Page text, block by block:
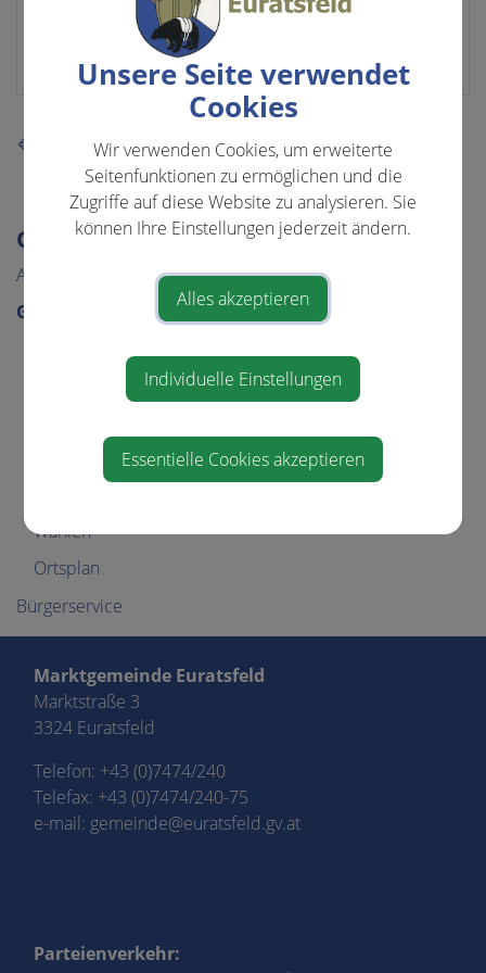
GEMEINDE & BÜRGERSERVICE
Aktuelles
Gemeinde
Gemeinderat
Über die Gemeinde
Wahlen
Ortsplan
Bürgerservice
0664/75058774
roswithahahn.rh@gmail.com
⇐ zurück
Marktgemeinde Euratsfeld
Marktstraße 3
3324 Euratsfeld
Telefon: +43 (0)7474/240
Telefax: +43 (0)7474/240-75
e-mail: gemeinde@euratsfeld.gv.at
Parteienverkehr:
Unsere Seite verwendet
Cookies
Wir verwenden Cookies, um erweiterte
Seitenfunktionen zu ermöglichen und die
Zugriffe auf diese Website zu analysieren. Sie
können Ihre Einstellungen jederzeit ändern.
Alles akzeptieren
Individuelle Einstellungen
Essentielle Cookies akzeptieren